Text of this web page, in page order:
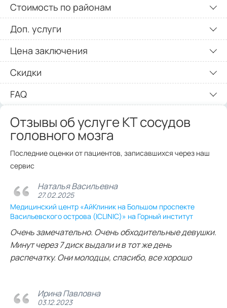
Стоимость по районам
Доп. услуги
Цена заключения
Скидки
FAQ
Отзывы об услуге КТ сосудов
головного мозга
Последние оценки от пациентов, записавшихся через наш
сервис
Наталья Васильевна
27.02.2025
Медицинский центр «АйКлиник на Большом проспекте
Васильевского острова (ICLINIC)» на Горный институт
Очень замечательно. Очень обходительные девушки.
Минут через 7 диск выдали и в тот же день
распечатку. Они молодцы, спасибо, все хорошо
Ирина Павловна
03.12.2023